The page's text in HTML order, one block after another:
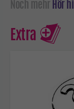
Noch mehr Hör hin
Extra